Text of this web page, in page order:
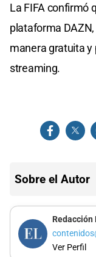
La FIFA confirmó
plataforma
manera gratuita y
streaming.
Sobre el Autor
Redacción
Ver Perfil